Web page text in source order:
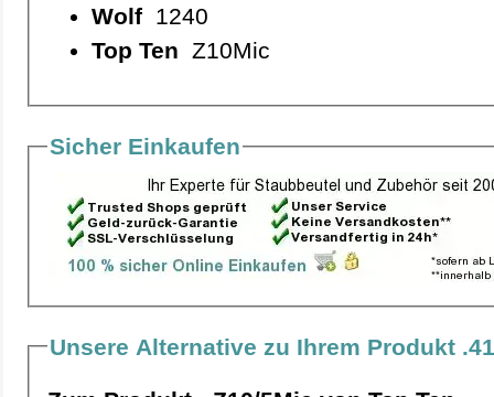
Wolf1240
Top Ten Z10Mic
Sicher Einkaufen
Unsere Alternative zu Ihrem Produkt